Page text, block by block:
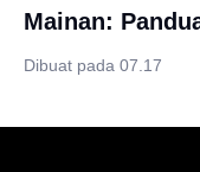
Mainan:
Tua dan
Dibuat pada 07.17